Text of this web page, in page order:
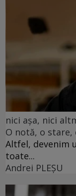
nici așa, nici
O notă, o stare,
Altfel, devenim
toate...
Andrei PLEŞU